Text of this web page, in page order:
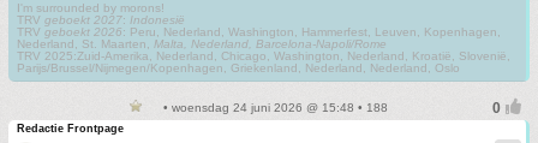
I'm surrounded by morons!
TRV geboekt 2027: Indonesië
TRV geboekt 2026: Peru, Nederland, Washington, Hammerfest, Leuven, Kopenhagen,
Nederland, St. Maarten, Malta, Nederland, Barcelona-Napoli/Rome
TRV 2025:Zuid-Amerika, Nederland, Chicago, Washington, Nederland, Kroatië, Slovenië,
Parijs/Brussel/Nijmegen/Kopenhagen, Griekenland, Nederland, Nederland, Oslo
• woensdag 24 juni 2026 @ 15:48 • 188
Redactie Frontpage